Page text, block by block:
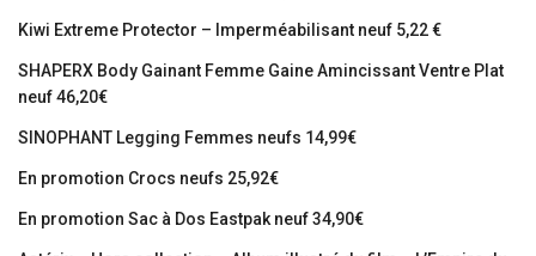
Kiwi Extreme Protector – Imperméabilisant neuf 5,22 €
SHAPERX Body Gainant Femme Gaine Amincissant Ventre Plat
neuf 46,20€
SINOPHANT Legging Femmes neufs 14,99€
En promotion Crocs neufs 25,92€
En promotion Sac à Dos Eastpak neuf 34,90€